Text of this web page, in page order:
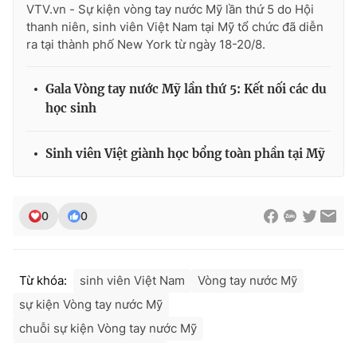
Ðiện thoại Thời báo VTV:024.66 897 897
Email:toasoan@vtv.vn
Liên hệ quảng cáo: 024-7300.7108
® Cấm sao chép dưới mọi hình thức nếu không có sự chấp
thông tin từ website này.
VTV.vn - Sự kiện vòng tay nước Mỹ lần thứ 5 do Hội
thanh niên, sinh viên Việt Nam tại Mỹ tổ chức đã diễn
ra tại thành phố New York từ ngày 18-20/8.
Gala Vòng tay nước Mỹ lần thứ 5: Kết nối các du
học sinh
Sinh viên Việt giành học bổng toàn phần tại Mỹ
0 0
Từ khóa: sinh viên Việt Nam
Vòng tay nước Mỹ
sự kiện Vòng tay nước Mỹ
chuỗi sự kiện Vòng tay nước Mỹ